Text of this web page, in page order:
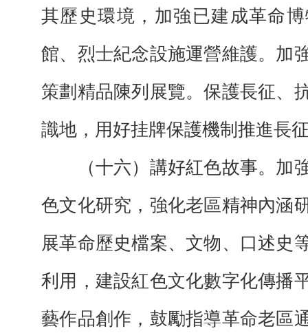
其歷史環境，加強已建成革命
館、烈士紀念設施運營維護。加
策劃精品陳列展覽。保護長征、
識地，用好挂牌保護機制推進長
（十六）講好紅色故事。加
色文化研究，強化老區精神內涵
展革命歷史檔案、文物、口述史
利用，建設紅色文化數字化傳播
藝作品創作，鼓勵指導革命老區